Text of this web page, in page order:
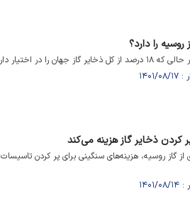
روسیه را دارد؟
را در اختیار دارد.
از گاز روسیه، هزینه‌های سنگینی برای پر کردن تاسیسات